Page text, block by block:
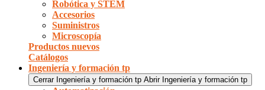
Robótica y STEM
Accesorios
Suministros
Microscopía
Productos nuevos
Catálogos
Ingeniería y formación tp
Cerrar Ingeniería y formación tp Abrir Ingeniería y formación tp